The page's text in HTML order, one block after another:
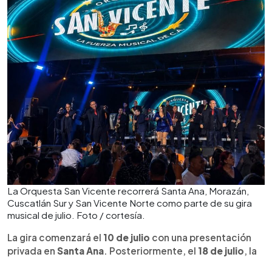
La Orquesta San Vicente recorrerá Santa Ana, Morazán,
Cuscatlán Sur y San Vicente Norte como parte de su gira
musical de julio. Foto / cortesía.
La gira comenzará el 10 de julio con una presentación
privada en Santa Ana. Posteriormente, el 18 de julio, la